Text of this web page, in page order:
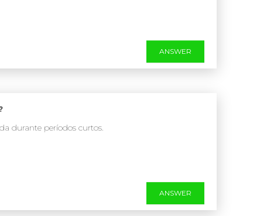
ANSWER
durante períodos curtos.
ANSWER